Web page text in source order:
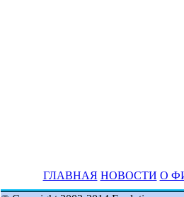
ГЛАВНАЯ НОВОСТИ О